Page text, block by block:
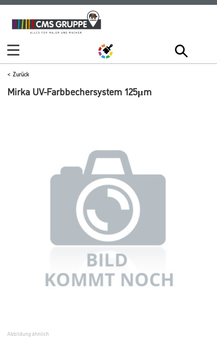
Zum
Inhalt
Zum
Navigationsmenü
Zurück
Mirka UV-Farbbechersystem 125µm
Abbildung ähnlich